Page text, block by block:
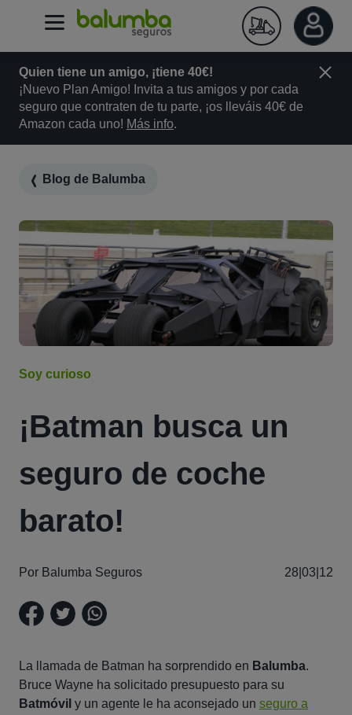
Quien tiene un amigo, ¡tiene 40€!
¡Nuevo Plan Amigo! Invita a tus amigos y por cada
seguro que contraten de tu parte, ¡os lleváis 40€ de
Amazon cada uno! Más info.
Blog de Balumba
Soy curioso
¡Batman busca un
seguro de coche
barato!
Por Balumba Seguros 28|03|12
La llamada de Batman ha sorprendido en Balumba.
Bruce Wayne ha solicitado presupuesto para su
Batmóvil y un agente le ha aconsejado un seguro a